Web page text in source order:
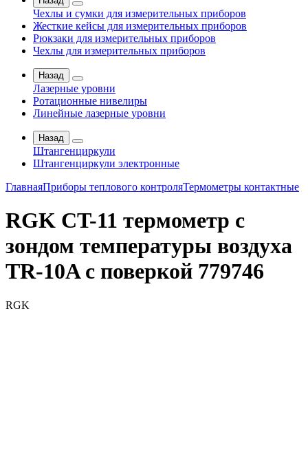
Чехлы и сумки для измерительных приборов
Жесткие кейсы для измерительных приборов
Рюкзаки для измерительных приборов
Чехлы для измерительных приборов
Назад
Лазерные уровни
Ротационные нивелиры
Линейные лазерные уровни
Назад
Штангенциркули
Штангенциркули электронные
ГлавнаяПриборы теплового контроляТермометры контактные
RGK CT-11 термометр с
зондом температуры воздуха
TR-10A с поверкой 779746
RGK